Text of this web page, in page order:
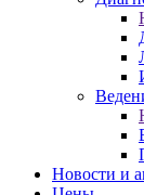
Новости и